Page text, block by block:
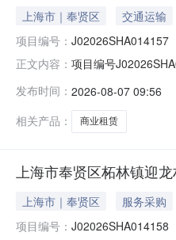
上海市｜奉贤区 交通运输
项目编号： J02026SHA014157
正文内容： 项目编号
老师021-62657272-
发布时间： 2026-08-07 09:56
相关产品：
商业租赁
上海市奉贤区柘林镇迎
上海市｜奉贤区 服务采购
项目编号： J02026SHA014158